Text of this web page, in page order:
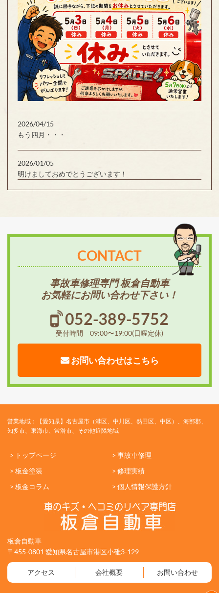
2026/04/15
もう四月・・・
2026/01/05
明けましておめでとうございます！
CONTACT
事故車修理専門 板倉自動車
お気軽にお問い合わせ下さい！
052-389-5752
受付時間 09:00〜19:00(日曜定休)
お問い合わせはこちら
営業地域：【愛知県】名古屋市（港区、中川区、熱田区、中区）、海部郡、
知多市、東海市、常滑市、その他近隣地域
> トップページ
> 事故車修理
> 板金塗装
> 修理実績
> 板金コラム
> 個人情報保護方針
板倉自動車
〒455-0801 愛知県名古屋市港区小碓3-129
アクセス 会社概要 お問い合わせ